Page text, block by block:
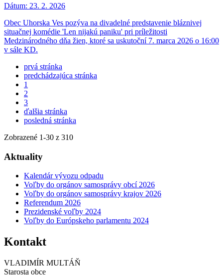
Dátum: 23. 2. 2026
Obec Uhorska Ves pozýva na divadelné predstavenie bláznivej
situačnej komédie 'Len nijakú paniku' pri príležitosti
Medzinárodného dňa žien, ktoré sa uskutoční 7. marca 2026 o 16:00
v sále KD.
prvá stránka
predchádzajúca stránka
1
2
3
ďalšia stránka
posledná stránka
Zobrazené 1-30 z 310
Aktuality
Kalendár vývozu odpadu
Voľby do orgánov samosprávy obcí 2026
Voľby do orgánov samosprávy krajov 2026
Referendum 2026
Prezidenské voľby 2024
Voľby do Európskeho parlamentu 2024
Kontakt
VLADIMÍR MULTÁŇ
Starosta obce